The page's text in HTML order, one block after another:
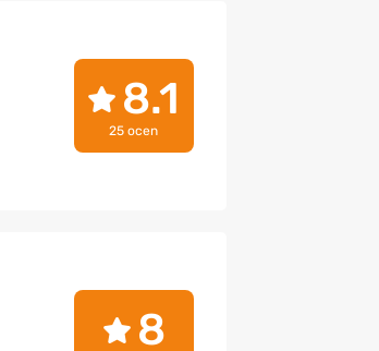
8.1
25 ocen
8